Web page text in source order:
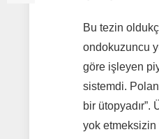
Bu tezin
ondokuzuncu
göre işleyen
sistemdi.
bir
yok etmeksizin